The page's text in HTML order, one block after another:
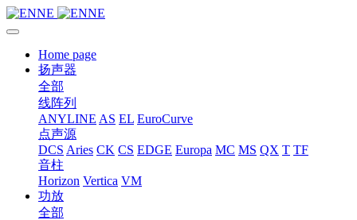
Home page
扬声器
全部
线阵列
ANYLINE AS EL EuroCurve
点声源
DCS Aries CK CS EDGE Europa MC MS QX T TF
音柱
Horizon Vertica VM
功放
全部